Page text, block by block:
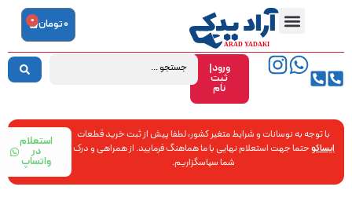
ورود|
ثبت
نام
0تومان 0
با توجه به نوسانات و شرایط متغیر کشور، لطفا پیش از ثبت خرید قطعات
ایساکوحتما جهت استعلام نهایی با ما هماهنگ فرمایید. از همراهی و درک
شما سپاسگزاریم.
استعلام
در
واتساپ